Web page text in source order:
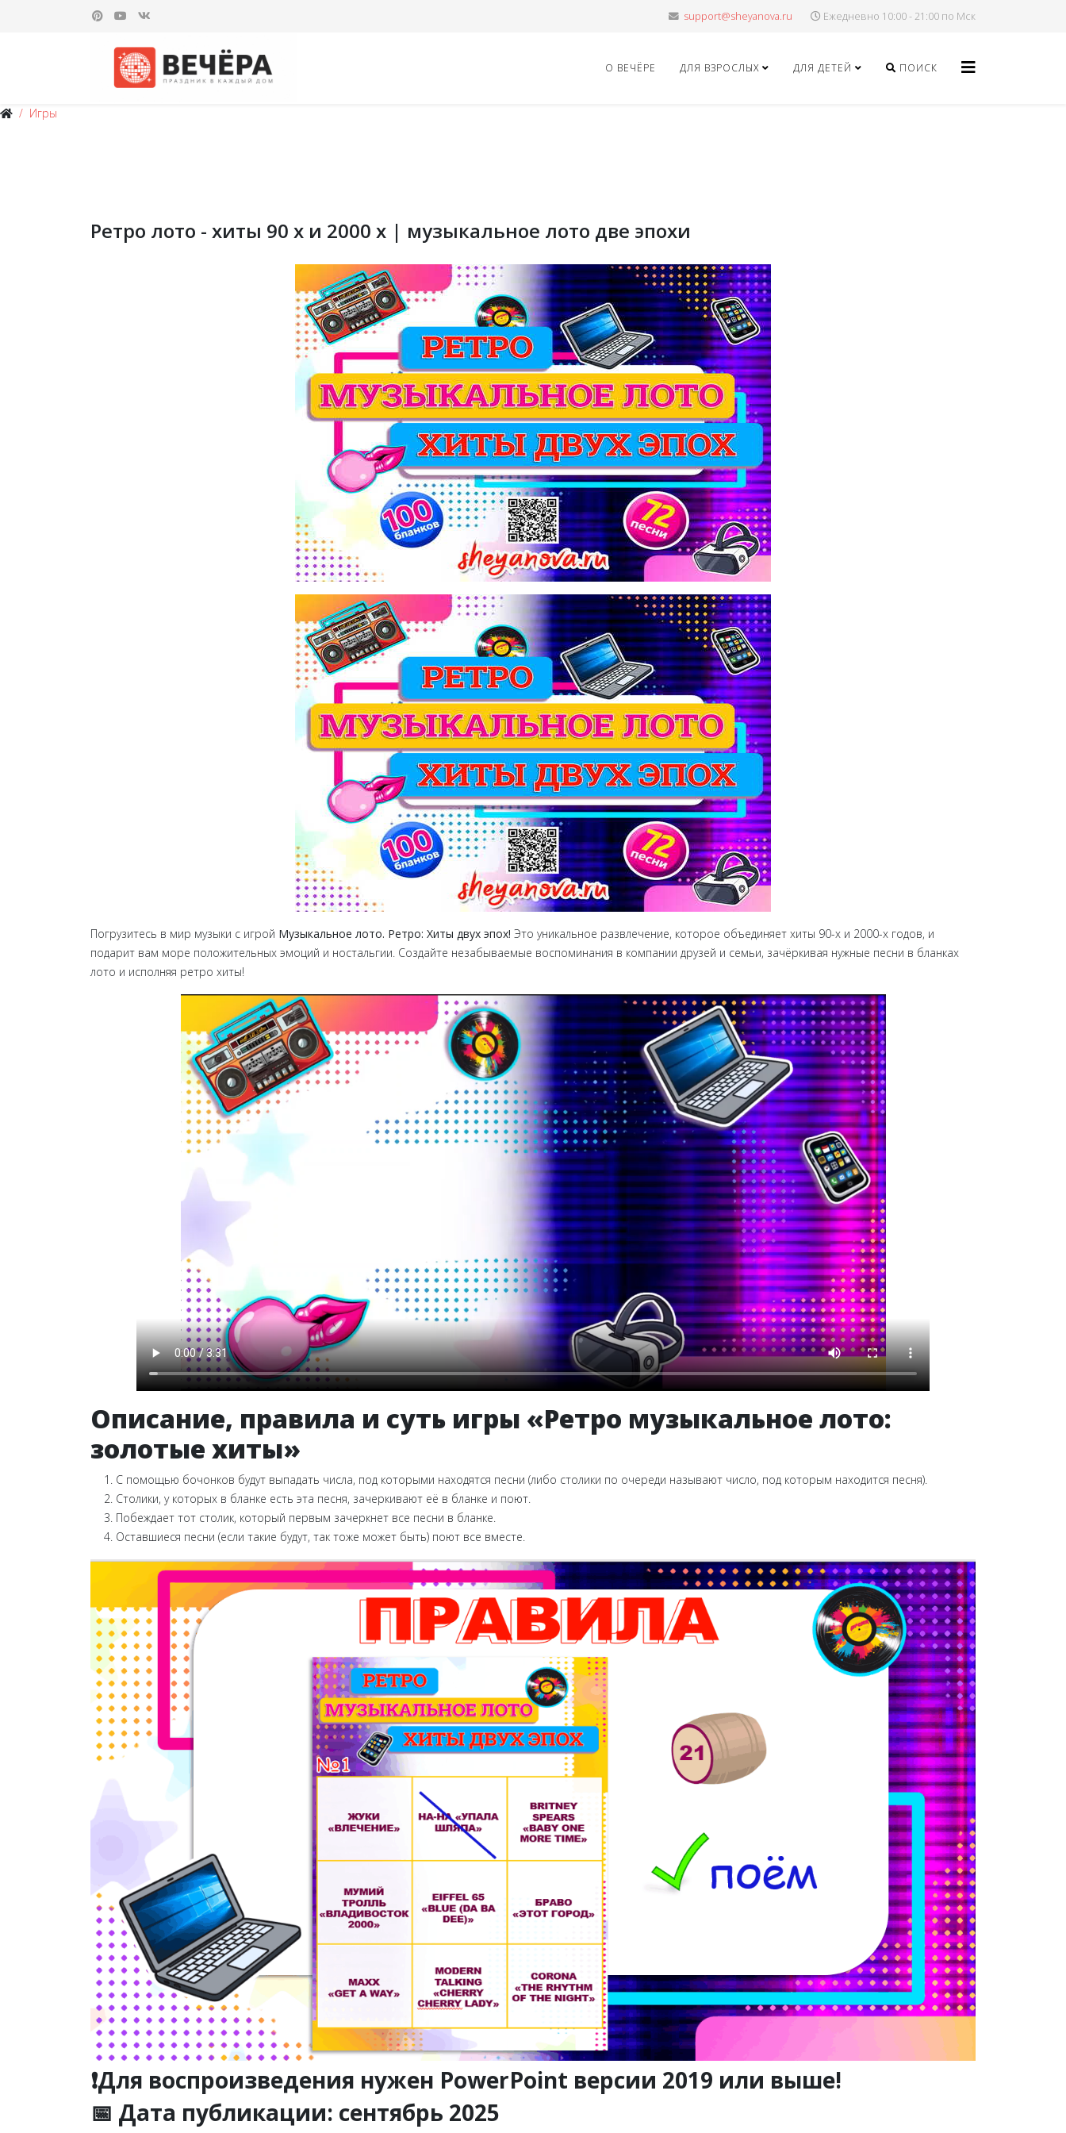
Ежедневно 10:00 - 21:00 по Мск
О ВЕЧЁРЕ ДЛЯ ВЗРОСЛЫХ ДЛЯ ДЕТЕЙ ПОИСК
Игры
Ретро лото - хиты 90 х и 2000 х | музыкальное лото две эпохи
Погрузитесь в мир музыки с игрой Музыкальное лото. Ретро: Хиты двух эпох! Это уникальное развлечение, которое объединяет хиты 90-х и 2000-х годов, и
подарит вам море положительных эмоций и ностальгии. Создайте незабываемые воспоминания в компании друзей и семьи, зачёркивая нужные песни в бланках
лото и исполняя ретро хиты!
Описание, правила и суть игры «Ретро музыкальное лото:
золотые хиты»
С помощью бочонков будут выпадать числа, под которыми находятся песни (либо столики по очереди называют число, под которым находится песня).
Столики, у которых в бланке есть эта песня, зачеркивают её в бланке и поют.
Побеждает тот столик, который первым зачеркнет все песни в бланке.
Оставшиеся песни (если такие будут, так тоже может быть) поют все вместе.
❗Для воспроизведения нужен PowerPoint версии 2019 или выше!
📅 Дата публикации: сентябрь 2025